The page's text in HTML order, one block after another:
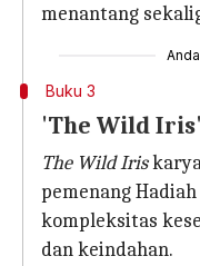
menantang
Buku 3
'The Wild Iris'
The Wild Iris
pemenang
kompleksitas
dan keindahan.